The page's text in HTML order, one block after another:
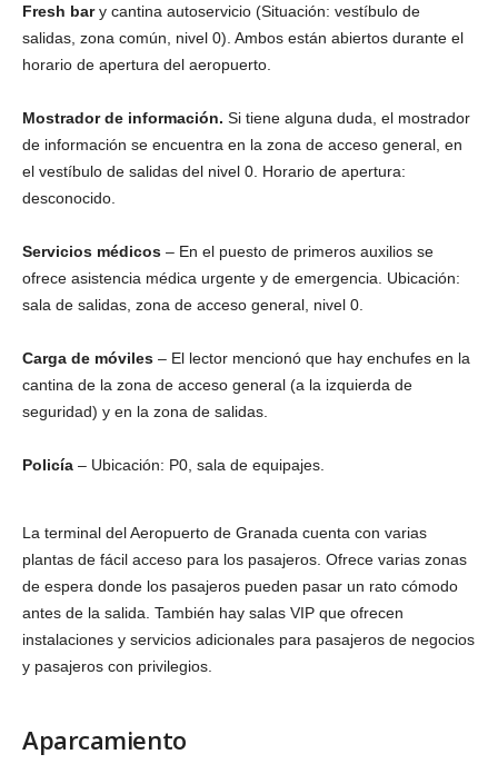
Fresh bary cantina autoservicio (Situación: vestíbulo de
salidas, zona común, nivel 0). Ambos están abiertos durante el
horario de apertura del aeropuerto.
Mostrador de información. Si tiene alguna duda, el mostrador
de información se encuentra en la zona de acceso general, en
el vestíbulo de salidas del nivel 0. Horario de apertura:
desconocido.
Servicios médicos – En el puesto de primeros auxilios se
ofrece asistencia médica urgente y de emergencia. Ubicación:
sala de salidas, zona de acceso general, nivel 0.
Carga de móviles – El lector mencionó que hay enchufes en la
cantina de la zona de acceso general (a la izquierda de
seguridad) y en la zona de salidas.
Policía – Ubicación: P0, sala de equipajes.
La terminal del Aeropuerto de Granada cuenta con varias
plantas de fácil acceso para los pasajeros. Ofrece varias zonas
de espera donde los pasajeros pueden pasar un rato cómodo
antes de la salida. También hay salas VIP que ofrecen
instalaciones y servicios adicionales para pasajeros de negocios
y pasajeros con privilegios.
Aparcamiento